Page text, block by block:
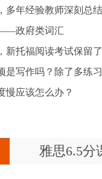
多年经验教师深刻总结
政府类词汇
新托福阅读考试保留
是写作吗？除了多练
慢应该怎么办？
雅思6.5分